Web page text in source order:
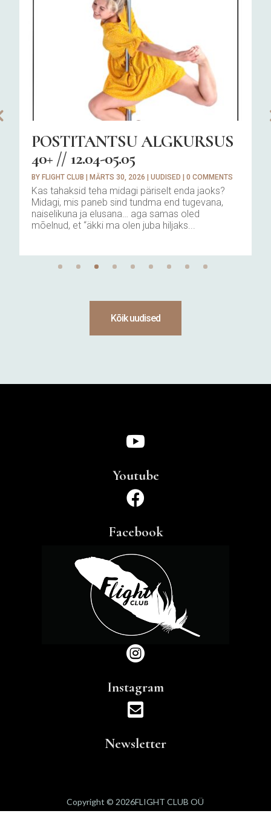
POSTITANTSU ALGKURSUS
40+ // 12.04-05.05
BY FLIGHT CLUB | MÄRTS 30, 2026 | UUDISED | 0 COMMENTS
Kas tahaksid teha midagi päriselt enda jaoks?
Midagi, mis paneb sind tundma end tugevana,
naiselikuna ja elusana… aga samas oled
mõelnud, et “äkki ma olen juba hiljaks...
Kõik uudised

Youtube

Facebook

Instagram

Newsletter
Copyright © 2026FLIGHT CLUB OÜ